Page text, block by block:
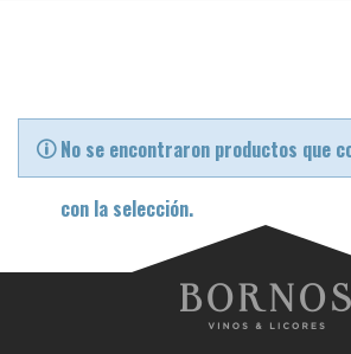
CONTACTO
No se encontraron productos que
con la selección.